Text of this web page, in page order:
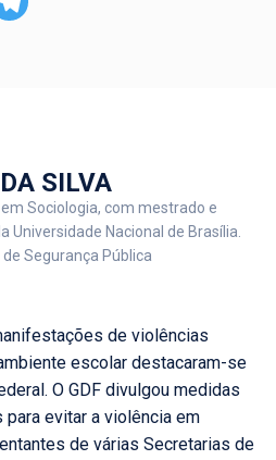
SILVA
Sociologia, com mestrado e
Universidade Nacional de Brasília.
Segurança Pública
de violências
escolar destacaram-se
O GDF divulgou medidas
evitar a violência em
de várias Secretarias de